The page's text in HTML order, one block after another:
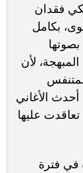
فقدان
بكامل
بصوتها
لأن
الأغاني
عليها
في فترة